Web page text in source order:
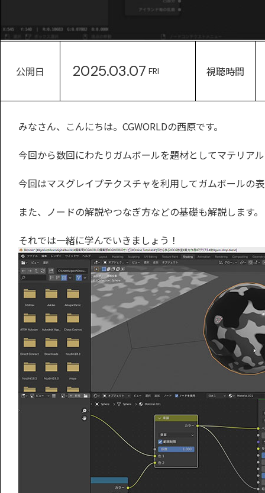
公開日 2025.03.07 FRI 視聴時間
みなさん、こんにちは。CGWORLDの西原です。
今回から数回にわたりガムボールを題材としてマテリア
今回はマスグレイプテクスチャを利用してガムボールの
また、ノードの解説やつなぎ方などの基礎も解説します。
それでは一緒に学んでいきましょう！